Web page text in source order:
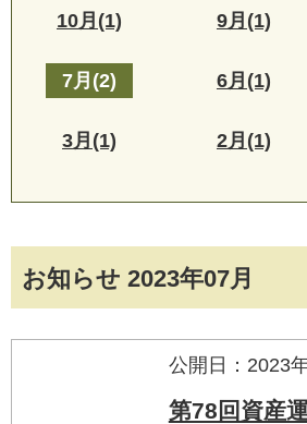
お知らせ 2023年07月
公開日：2023
第78回資産
10月(1) 9月(1)
7月(2) 6月(1)
3月(1) 2月(1)